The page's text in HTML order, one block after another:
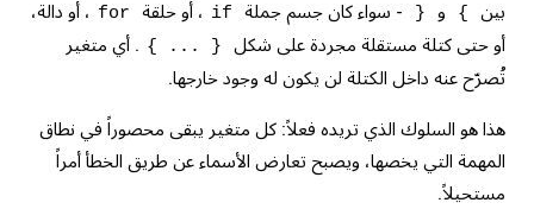
بين
{ و } - سواء كان جسم جملة if ، أو حلقة for ، أو دالة،
أو حتى كتلة مستقلة مجردة على شكل
{ ... } . أي متغير
تُصرّح عنه داخل الكتلة لن يكون له وجود خارجها.
هذا هو السلوك الذي تريده فعلاً: كل متغير يبقى محصوراً في نطاق
المهمة التي يخصها، ويصبح تعارض الأسماء عن طريق الخطأ أمراً
مستحيلاً.